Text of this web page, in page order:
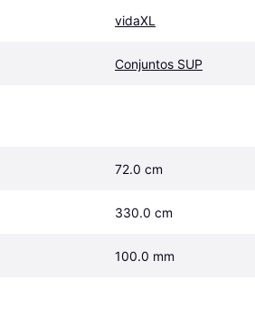
vidaXL
Conjuntos SUP
72.0 cm
330.0 cm
100.0 mm